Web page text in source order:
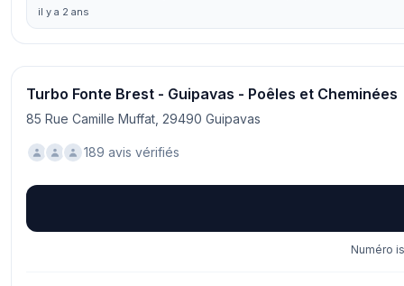
il y a 2 ans
Turbo Fonte Brest - Guipavas - Poêles et Cheminées
85 Rue Camille Muffat, 29490 Guipavas
189 avis vérifiés
Numéro